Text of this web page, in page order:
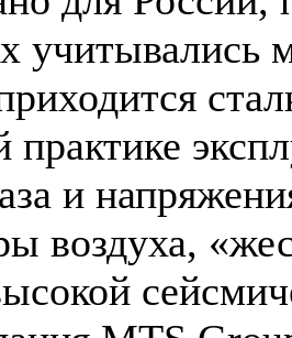
учитывались
практике
и
воздуха,